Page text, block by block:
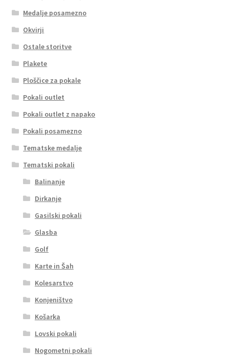
Medalje posamezno
Okvirji
Ostale storitve
Plakete
Ploščice za pokale
Pokali outlet
Pokali outlet z napako
Pokali posamezno
Tematske medalje
Tematski pokali
Balinanje
Dirkanje
Gasilski pokali
Glasba
Golf
Karte in Šah
Kolesarstvo
Konjeništvo
Košarka
Lovski pokali
Nogometni pokali